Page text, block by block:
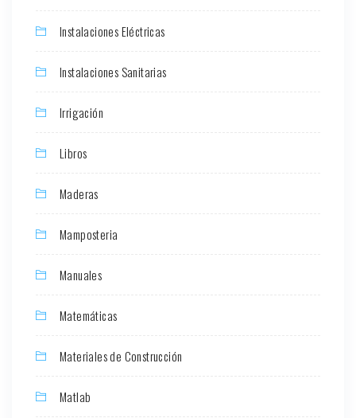
Instalaciones Eléctricas
Instalaciones Sanitarias
Irrigación
Libros
Maderas
Mamposteria
Manuales
Matemáticas
Materiales de Construcción
Matlab